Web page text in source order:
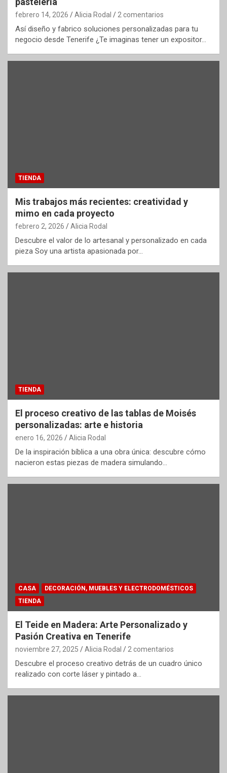
febrero 14, 2026 Alicia Rodal 2 comentarios
Así diseño y fabrico soluciones personalizadas para tu
negocio desde Tenerife ¿Te imaginas tener un expositor…
TIENDA
Mis trabajos más recientes: creatividad y
mimo en cada proyecto
febrero 2, 2026 Alicia Rodal
Descubre el valor de lo artesanal y personalizado en cada
pieza Soy una artista apasionada por…
TIENDA
El proceso creativo de las tablas de Moisés
personalizadas: arte e historia
enero 16, 2026 Alicia Rodal
De la inspiración bíblica a una obra única: descubre cómo
nacieron estas piezas de madera simulando…
CASA
DECORACIÓN, MUEBLES Y ELECTRODOMÉSTICOS
TIENDA
El Teide en Madera: Arte Personalizado y
Pasión Creativa en Tenerife
noviembre 27, 2025 Alicia Rodal 2 comentarios
Descubre el proceso creativo detrás de un cuadro único
realizado con corte láser y pintado a…